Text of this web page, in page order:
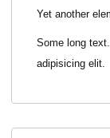
Yet another
Some long
adipisicing elit.